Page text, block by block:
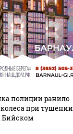
полиции ранило
при тушении
Бийском